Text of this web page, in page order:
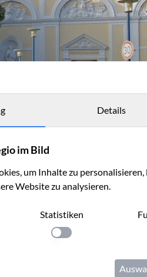
Details
im Bild
um Inhalte zu
Website zu analysieren.
Statistiken
Einstellung anwenden